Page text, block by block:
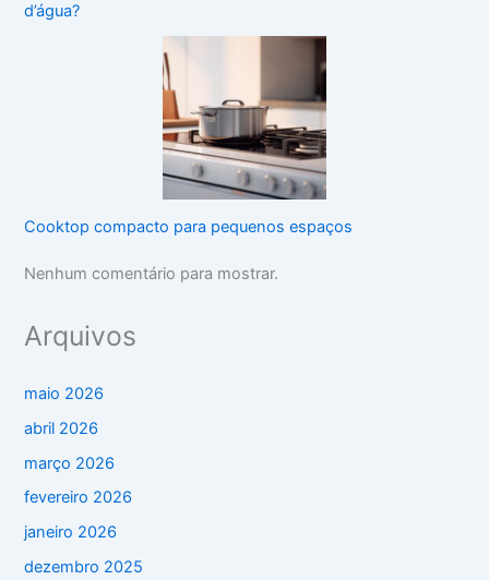
d’água?
Cooktop compacto para pequenos espaços
Nenhum comentário para mostrar.
Arquivos
maio 2026
abril 2026
março 2026
fevereiro 2026
janeiro 2026
dezembro 2025